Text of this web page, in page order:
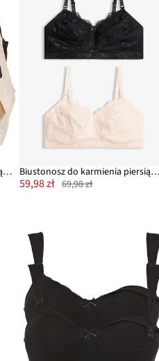
Biustonosz do karmienia piersią, bez fiszbinów, z bawełny organicznej (2 szt.) Biustonosz do karmienia piersią, bez fiszbinów, z koronką (2 szt.)
59,98 zł 69,98 zł